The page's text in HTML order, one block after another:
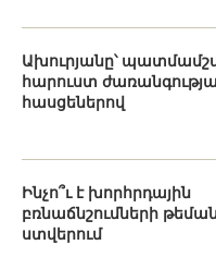
Ախուրյանը՝
հարուստ
հասցեներով
Ինչո՞ւ է խորհրդային
բռնաճնշումների
ստվերում